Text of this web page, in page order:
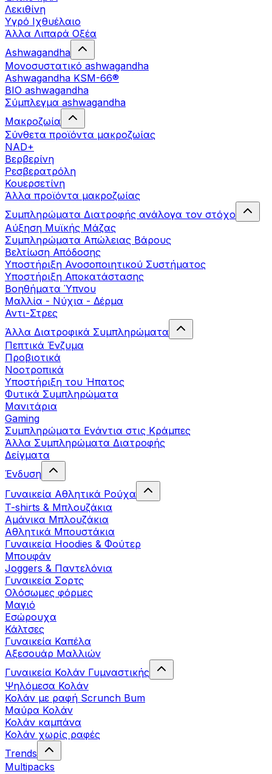
Λεκιθίνη
Υγρό Ιχθυέλαιο
Άλλα Λιπαρά Οξέα
Ashwagandha
Μονοσυστατικό ashwagandha
Ashwagandha KSM-66®
BIO ashwagandha
Σύμπλεγμα ashwagandha
Μακροζωία
Σύνθετα προϊόντα μακροζωίας
NAD+
Βερβερίνη
Ρεσβερατρόλη
Κουερσετίνη
Άλλα προϊόντα μακροζωίας
Συμπληρώματα Διατροφής ανάλογα τον στόχο
Αύξηση Μυϊκής Μάζας
Συμπληρώματα Aπώλειας Βάρους
Βελτίωση Απόδοσης
Υποστήριξη Ανοσοποιητικού Συστήματος
Yποστήριξη Αποκατάστασης
Βοηθήματα Ύπνου
Μαλλία - Νύχια - Δέρμα
Αντι-Στρες
Άλλα Διατροφικά Συμπληρώματα
Πεπτικά Ένζυμα
Προβιοτικά
Νοοτροπικά
Υποστήριξη του Ήπατος
Φυτικά Συμπληρώματα
Μανιτάρια
Gaming
Συμπληρώματα Ενάντια στις Κράμπες
Άλλα Συμπληρώματα Διατροφής
Δείγματα
Ένδυση
Γυναικεία Αθλητικά Ρούχα
T-shirts & Μπλουζάκια
Αμάνικα Μπλουζάκια
Aθλητικά Μπουστάκια
Γυναικεία Hoodies & Φούτερ
Μπουφάν
Joggers & Παντελόνια
Γυναικεία Σορτς
Ολόσωμες φόρμες
Μαγιό
Εσώρουχα
Κάλτσες
Γυναικεία Καπέλα
Αξεσουάρ Μαλλιών
Γυναικεία Κολάν Γυμναστικής
Ψηλόμεσα Κολάν
Κολάν με ραφή Scrunch Bum
Μαύρα Κολάν
Κολάν καμπάνα
Κολάν χωρίς ραφές
Trends
Multipacks